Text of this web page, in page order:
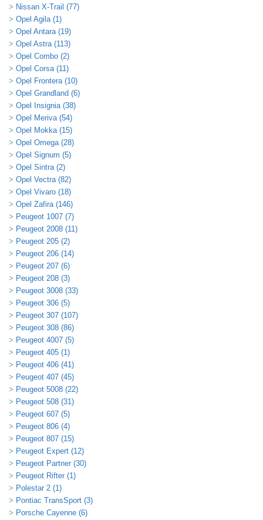
Nissan X-Trail (77)
Opel Agila (1)
Opel Antara (19)
Opel Astra (113)
Opel Combo (2)
Opel Corsa (11)
Opel Frontera (10)
Opel Grandland (6)
Opel Insignia (38)
Opel Meriva (54)
Opel Mokka (15)
Opel Omega (28)
Opel Signum (5)
Opel Sintra (2)
Opel Vectra (82)
Opel Vivaro (18)
Opel Zafira (146)
Peugeot 1007 (7)
Peugeot 2008 (11)
Peugeot 205 (2)
Peugeot 206 (14)
Peugeot 207 (6)
Peugeot 208 (3)
Peugeot 3008 (33)
Peugeot 306 (5)
Peugeot 307 (107)
Peugeot 308 (86)
Peugeot 4007 (5)
Peugeot 405 (1)
Peugeot 406 (41)
Peugeot 407 (45)
Peugeot 5008 (22)
Peugeot 508 (31)
Peugeot 607 (5)
Peugeot 806 (4)
Peugeot 807 (15)
Peugeot Expert (12)
Peugeot Partner (30)
Peugeot Rifter (1)
Polestar 2 (1)
Pontiac TransSport (3)
Porsche Cayenne (6)